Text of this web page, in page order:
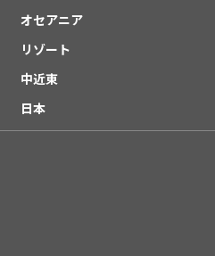
オセアニア
リゾート
中近東
日本